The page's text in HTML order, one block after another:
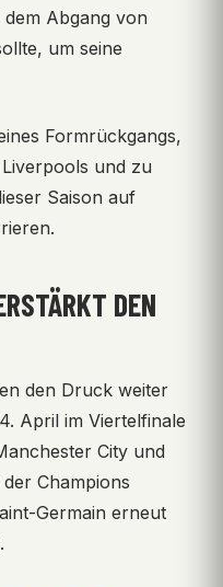
Abgang von
um seine
Formrückgangs,
und zu
Saison auf
DEN
den Druck weiter
April im Viertelfinale
City und
Champions
Germain erneut